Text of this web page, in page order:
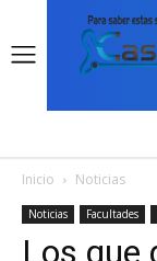
Inicio Noticias
Noticias Facultades
Los que